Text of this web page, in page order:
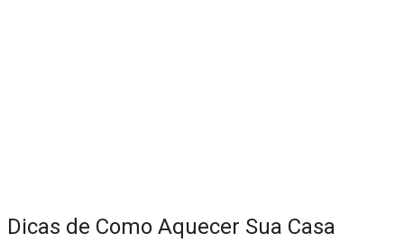
Dicas de Como Aquecer Sua Casa